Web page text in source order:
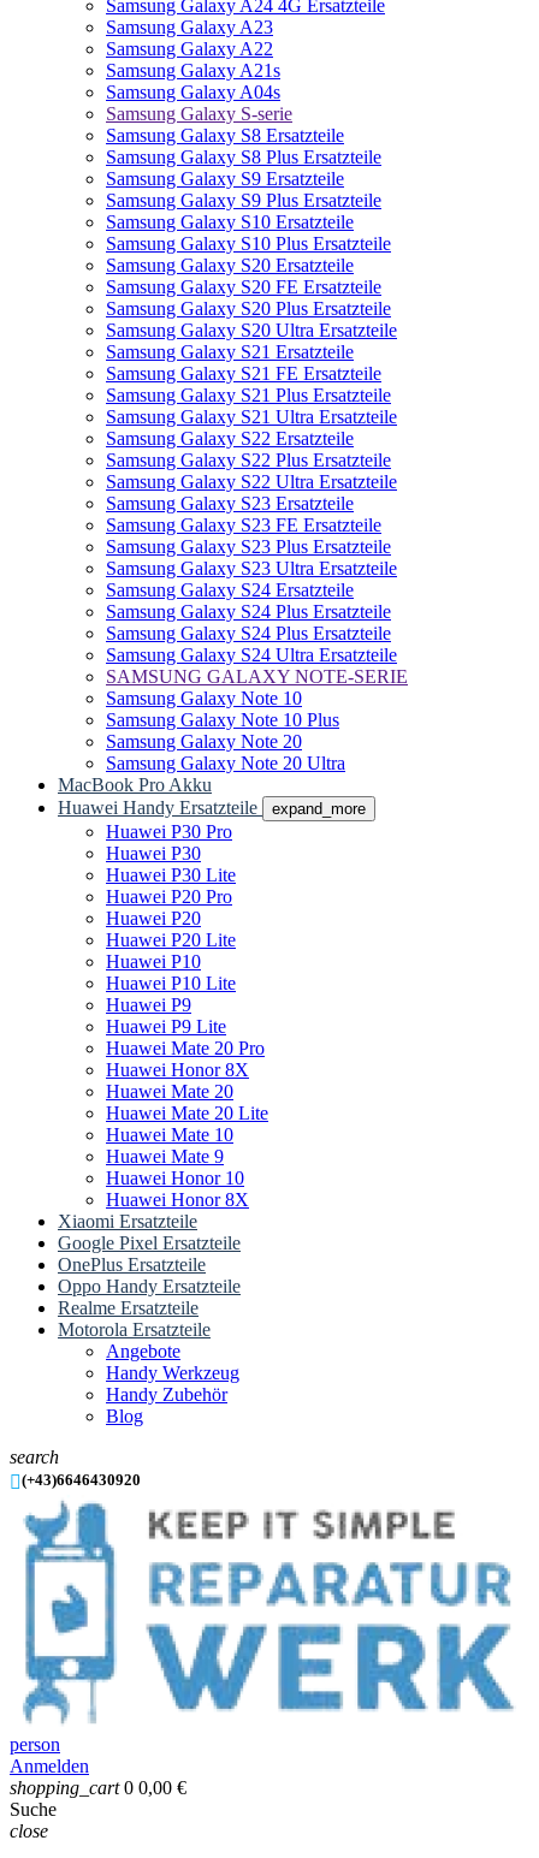
Samsung Galaxy A24 4G Ersatzteile
Samsung Galaxy A23
Samsung Galaxy A22
Samsung Galaxy A21s
Samsung Galaxy A04s
Samsung Galaxy S-serie
Samsung Galaxy S8 Ersatzteile
Samsung Galaxy S8 Plus Ersatzteile
Samsung Galaxy S9 Ersatzteile
Samsung Galaxy S9 Plus Ersatzteile
Samsung Galaxy S10 Ersatzteile
Samsung Galaxy S10 Plus Ersatzteile
Samsung Galaxy S20 Ersatzteile
Samsung Galaxy S20 FE Ersatzteile
Samsung Galaxy S20 Plus Ersatzteile
Samsung Galaxy S20 Ultra Ersatzteile
Samsung Galaxy S21 Ersatzteile
Samsung Galaxy S21 FE Ersatzteile
Samsung Galaxy S21 Plus Ersatzteile
Samsung Galaxy S21 Ultra Ersatzteile
Samsung Galaxy S22 Ersatzteile
Samsung Galaxy S22 Plus Ersatzteile
Samsung Galaxy S22 Ultra Ersatzteile
Samsung Galaxy S23 Ersatzteile
Samsung Galaxy S23 FE Ersatzteile
Samsung Galaxy S23 Plus Ersatzteile
Samsung Galaxy S23 Ultra Ersatzteile
Samsung Galaxy S24 Ersatzteile
Samsung Galaxy S24 Plus Ersatzteile
Samsung Galaxy S24 Plus Ersatzteile
Samsung Galaxy S24 Ultra Ersatzteile
SAMSUNG GALAXY NOTE-SERIE
Samsung Galaxy Note 10
Samsung Galaxy Note 10 Plus
Samsung Galaxy Note 20
Samsung Galaxy Note 20 Ultra
MacBook Pro Akku
Huawei Handy Ersatzteile
expand_more
Huawei P30 Pro
Huawei P30
Huawei P30 Lite
Huawei P20 Pro
Huawei P20
Huawei P20 Lite
Huawei P10
Huawei P10 Lite
Huawei P9
Huawei P9 Lite
Huawei Mate 20 Pro
Huawei Honor 8X
Huawei Mate 20
Huawei Mate 20 Lite
Huawei Mate 10
Huawei Mate 9
Huawei Honor 10
Huawei Honor 8X
Xiaomi Ersatzteile
Google Pixel Ersatzteile
OnePlus Ersatzteile
Oppo Handy Ersatzteile
Realme Ersatzteile
Motorola Ersatzteile
Angebote
Handy Werkzeug
Handy Zubehör
Blog
search
(+43)6646430920
person
Anmelden
shopping_cart 0 0,00 €
Suche
close